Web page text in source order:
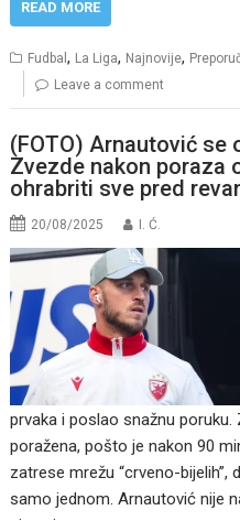
READ MORE
Fudbal, La Liga, Najnovije,
Leave a comment
(FOTO) Arnautović se
Zvezde nakon poraza
ohrabriti sve pred
20/08/2025 I. Ć.
prvaka i poslao snažnu poruku.
poražena, pošto je nakon 90
zatrese mrežu “crveno-
samo jednom. Arnautović nije